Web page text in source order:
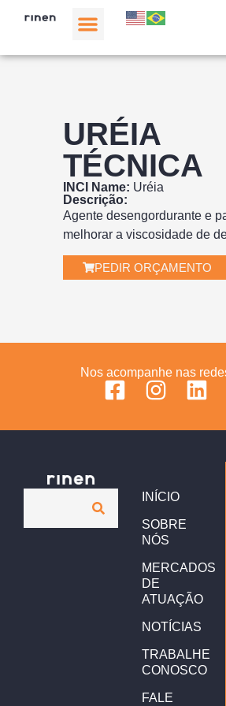
URÉIA
TÉCNICA
INCI Name: Uréia
Descrição:
Agente desengordurante e
melhorar a viscosidade de
PEDIR ORÇAMENTO
Nos acompanhe nas
INÍCIO
SOBRE
NÓS
MERCADOS
DE
ATUAÇÃO
NOTÍCIAS
TRABALHE
CONOSCO
FALE